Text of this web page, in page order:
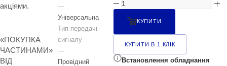
акціями.
«ПОКУПКА
ЧАСТИНАМИ»
ВІД
—
Універсальна
Тип передачі
сигналу
—
Провідний
КУПИТИ
КУПИТИ В 1 КЛІК
Встановлення обладнання